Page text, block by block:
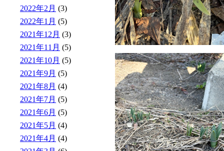
2022年2月 (3)
2022年1月 (5)
2021年12月 (3)
2021年11月 (5)
2021年10月 (5)
2021年9月 (5)
2021年8月 (4)
2021年7月 (5)
2021年6月 (5)
2021年5月 (4)
2021年4月 (4)